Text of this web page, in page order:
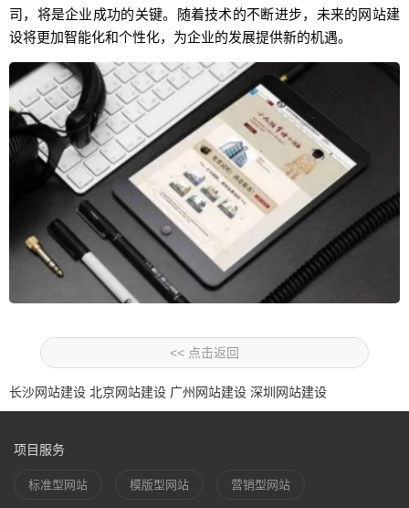
司，将是企业成功的关键。随着技术的不断进步，未来的网站建
设将更加智能化和个性化，为企业的发展提供新的机遇。
<< 点击返回
长沙网站建设 北京网站建设 广州网站建设 深圳网站建设
项目服务
标准型网站 模版型网站 营销型网站